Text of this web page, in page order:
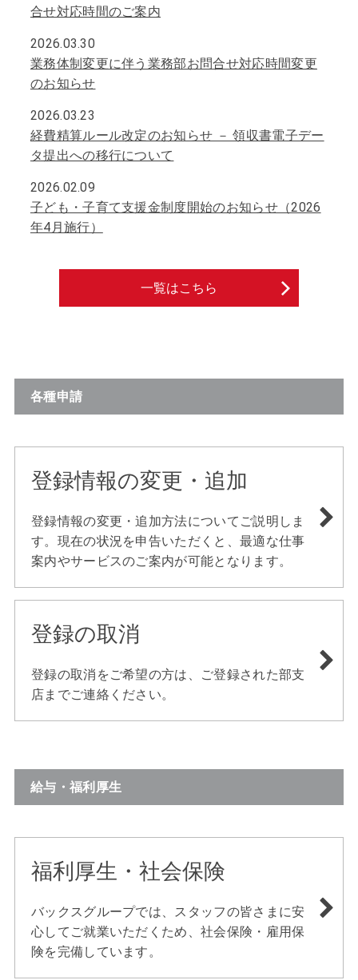
合せ対応時間のご案内
2026.03.30
業務体制変更に伴う業務部お問合せ対応時間変更
のお知らせ
2026.03.23
経費精算ルール改定のお知らせ － 領収書電子デー
タ提出への移行について
2026.02.09
子ども・子育て支援金制度開始のお知らせ（2026
年4月施行）
一覧はこちら
各種申請
登録情報の変更・追加
登録情報の変更・追加方法についてご説明しま
す。現在の状況を申告いただくと、最適な仕事
案内やサービスのご案内が可能となります。
登録の取消
登録の取消をご希望の方は、ご登録された部支
店までご連絡ください。
給与・福利厚生
福利厚生・社会保険
バックスグループでは、スタッフの皆さまに安
心してご就業いただくため、社会保険・雇用保
険を完備しています。